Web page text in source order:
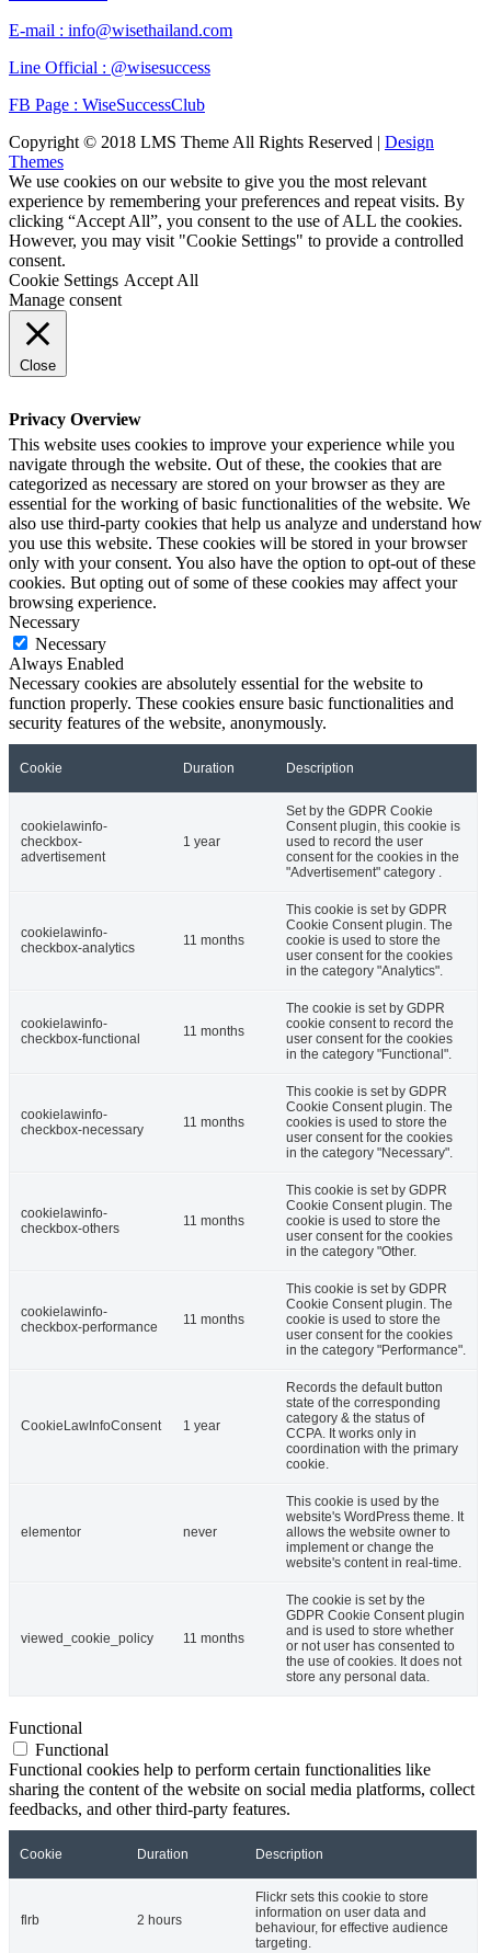
E-mail : info@wisethailand.com
Line Official : @wisesuccess
FB Page : WiseSuccessClub
Copyright © 2018 LMS Theme All Rights Reserved | Design
Themes
We use cookies on our website to give you the most relevant
experience by remembering your preferences and repeat visits. By
clicking “Accept All”, you consent to the use of ALL the cookies.
However, you may visit "Cookie Settings" to provide a controlled
consent.
Cookie Settings Accept All
Manage consent
Close
Privacy Overview
This website uses cookies to improve your experience while you
navigate through the website. Out of these, the cookies that are
categorized as necessary are stored on your browser as they are
essential for the working of basic functionalities of the website. We
also use third-party cookies that help us analyze and understand how
you use this website. These cookies will be stored in your browser
only with your consent. You also have the option to opt-out of these
cookies. But opting out of some of these cookies may affect your
browsing experience.
Necessary
Necessary
Always Enabled
Necessary cookies are absolutely essential for the website to
function properly. These cookies ensure basic functionalities and
security features of the website, anonymously.
Cookie Duration Description
cookielawinfo-
checkbox-
advertisement
1 year
Set by the GDPR Cookie
Consent plugin, this cookie is
used to record the user
consent for the cookies in the
"Advertisement" category .
cookielawinfo-
checkbox-analytics
11 months
This cookie is set by GDPR
Cookie Consent plugin. The
cookie is used to store the
user consent for the cookies
in the category "Analytics".
cookielawinfo-
checkbox-functional
11 months
The cookie is set by GDPR
cookie consent to record the
user consent for the cookies
in the category "Functional".
cookielawinfo-
checkbox-necessary
11 months
This cookie is set by GDPR
Cookie Consent plugin. The
cookies is used to store the
user consent for the cookies
in the category "Necessary".
cookielawinfo-
checkbox-others
11 months
This cookie is set by GDPR
Cookie Consent plugin. The
cookie is used to store the
user consent for the cookies
in the category "Other.
cookielawinfo-
checkbox-performance
11 months
This cookie is set by GDPR
Cookie Consent plugin. The
cookie is used to store the
user consent for the cookies
in the category "Performance".
CookieLawInfoConsent 1 year
Records the default button
state of the corresponding
category & the status of
CCPA. It works only in
coordination with the primary
cookie.
elementor never
This cookie is used by the
website's WordPress theme. It
allows the website owner to
implement or change the
website's content in real-time.
viewed_cookie_policy 11 months
The cookie is set by the
GDPR Cookie Consent plugin
and is used to store whether
or not user has consented to
the use of cookies. It does not
store any personal data.
Functional
Functional
Functional cookies help to perform certain functionalities like
sharing the content of the website on social media platforms, collect
feedbacks, and other third-party features.
Cookie Duration Description
flrb 2 hours
Flickr sets this cookie to store
information on user data and
behaviour, for effective audience
targeting.